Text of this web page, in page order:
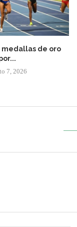
medallas de oro
7, 2026